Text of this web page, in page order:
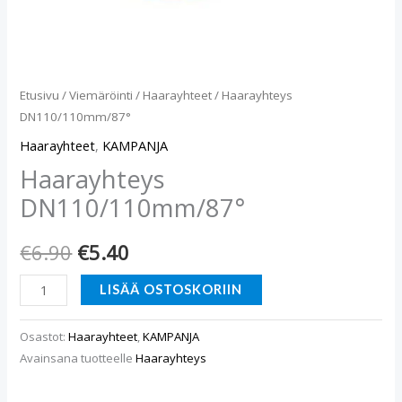
Etusivu /Viemäröinti / Haarayhteet/ Haarayhteys
DN110/110mm/87°
Haarayhteet, KAMPANJA
Haarayhteys
DN110/110mm/87°
€6.90 €5.40
LISÄÄ OSTOSKORIIN
Osastot:Haarayhteet,KAMPANJA
Avainsana tuotteelleHaarayhteys